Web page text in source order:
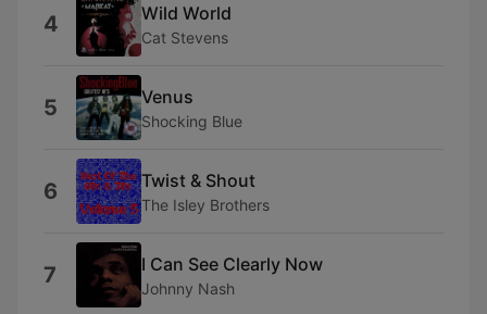
4 Wild World
Cat Stevens
5 Venus
Shocking Blue
6 Twist & Shout
The Isley Brothers
7 I Can See Clearly Now
Johnny Nash